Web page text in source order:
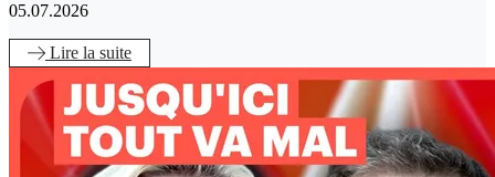
05.07.2026
Lire la suite